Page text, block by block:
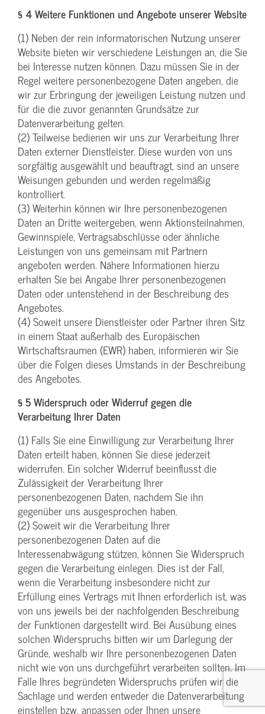
§ 4 Weitere Funktionen und Angebote unserer Website
(1) Neben der rein informatorischen Nutzung unserer
Website bieten wir verschiedene Leistungen an, die Sie
bei Interesse nutzen können. Dazu müssen Sie in der
Regel weitere personenbezogene Daten angeben, die
wir zur Erbringung der jeweiligen Leistung nutzen und
für die die zuvor genannten Grundsätze zur
Datenverarbeitung gelten.
(2) Teilweise bedienen wir uns zur Verarbeitung Ihrer
Daten externer Dienstleister. Diese wurden von uns
sorgfältig ausgewählt und beauftragt, sind an unsere
Weisungen gebunden und werden regelmäßig
kontrolliert.
(3) Weiterhin können wir Ihre personenbezogenen
Daten an Dritte weitergeben, wenn Aktionsteilnahmen,
Gewinnspiele, Vertragsabschlüsse oder ähnliche
Leistungen von uns gemeinsam mit Partnern
angeboten werden. Nähere Informationen hierzu
erhalten Sie bei Angabe Ihrer personenbezogenen
Daten oder untenstehend in der Beschreibung des
Angebotes.
(4) Soweit unsere Dienstleister oder Partner ihren Sitz
in einem Staat außerhalb des Europäischen
Wirtschaftsraumen (EWR) haben, informieren wir Sie
über die Folgen dieses Umstands in der Beschreibung
des Angebotes.
§ 5 Widerspruch oder Widerruf gegen die
Verarbeitung Ihrer Daten
(1) Falls Sie eine Einwilligung zur Verarbeitung Ihrer
Daten erteilt haben, können Sie diese jederzeit
widerrufen. Ein solcher Widerruf beeinflusst die
Zulässigkeit der Verarbeitung Ihrer
personenbezogenen Daten, nachdem Sie ihn
gegenüber uns ausgesprochen haben.
(2) Soweit wir die Verarbeitung Ihrer
personenbezogenen Daten auf die
Interessenabwägung stützen, können Sie Widerspruch
gegen die Verarbeitung einlegen. Dies ist der Fall,
wenn die Verarbeitung insbesondere nicht zur
Erfüllung eines Vertrags mit Ihnen erforderlich ist, was
von uns jeweils bei der nachfolgenden Beschreibung
der Funktionen dargestellt wird. Bei Ausübung eines
solchen Widerspruchs bitten wir um Darlegung der
Gründe, weshalb wir Ihre personenbezogenen Daten
nicht wie von uns durchgeführt verarbeiten sollten. Im
Falle Ihres begründeten Widerspruchs prüfen wir die
Sachlage und werden entweder die Datenverarbeitung
einstellen bzw. anpassen oder Ihnen unsere